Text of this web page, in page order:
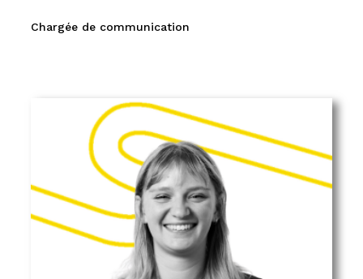
Chargée de communication